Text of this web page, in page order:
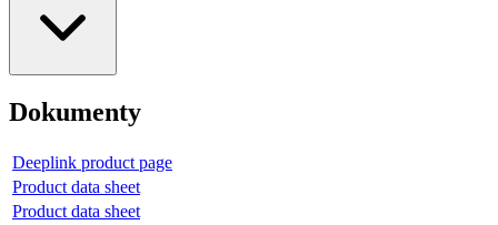
Dokumenty
Deeplink product page
Product data sheet
Product data sheet